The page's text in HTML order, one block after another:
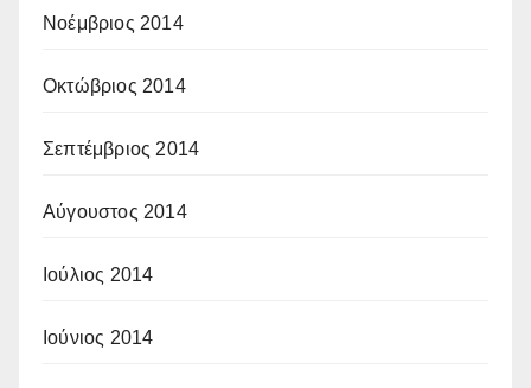
Νοέμβριος 2014
Οκτώβριος 2014
Σεπτέμβριος 2014
Αύγουστος 2014
Ιούλιος 2014
Ιούνιος 2014